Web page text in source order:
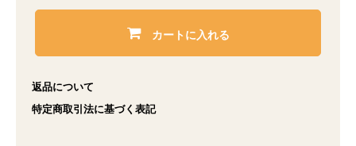
カートに入れる
返品について
特定商取引法に基づく表記